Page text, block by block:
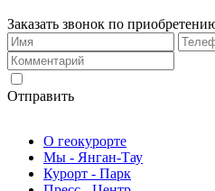
Заказать звонок по
Отправить
О геокурорте
Мы - Янган-Тау
Курорт - Парк